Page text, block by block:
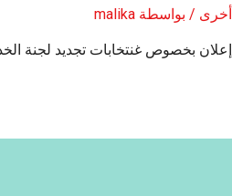
أخرى / بواسطة malika
إعلان بخصوص غنتخابات تجديد لجنة